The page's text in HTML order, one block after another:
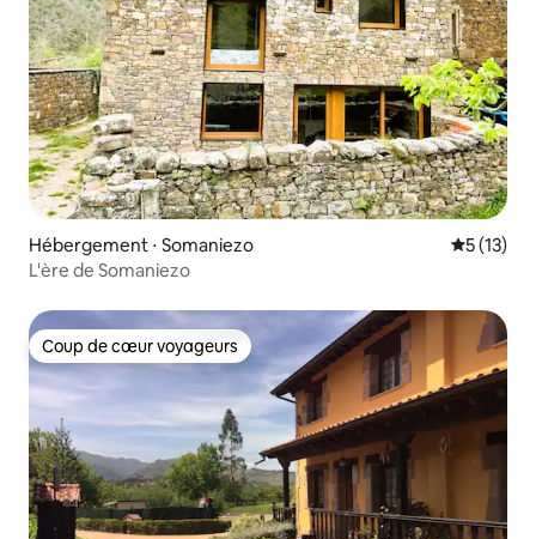
Hébergement ⋅ Somaniezo
5 (13)
L'ère de Somaniezo
Coup de cœur voyageurs
Coup de cœur voyageurs